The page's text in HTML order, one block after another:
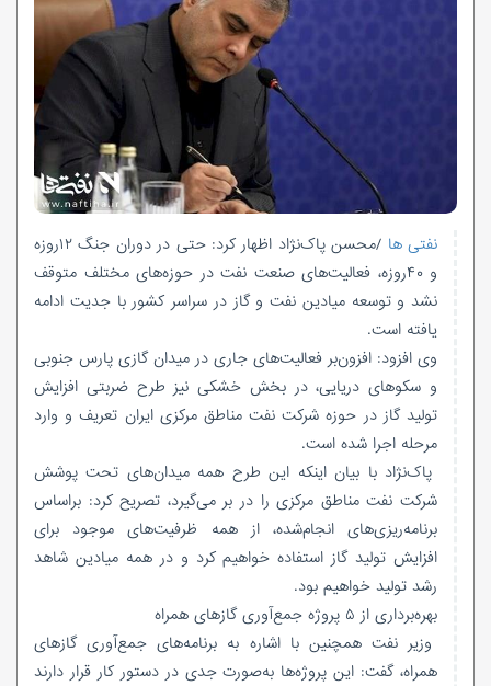
نفتی ها
/محسن پاک‌نژاد اظهار کرد: حتی در دوران جنگ ۱۲روزه
و ۴۰روزه، فعالیت‌های صنعت نفت در حوزه‌های مختلف متوقف
نشد و توسعه میادین نفت و گاز در سراسر کشور با جدیت ادامه
یافته است.
وی افزود: افزون‌بر فعالیت‌های جاری در میدان گازی پارس جنوبی
و سکوهای دریایی، در بخش خشکی نیز طرح ضربتی افزایش
تولید گاز در حوزه شرکت نفت مناطق مرکزی ایران تعریف و وارد
مرحله اجرا شده است.
پاک‌نژاد با بیان اینکه این طرح همه میدان‌های تحت پوشش
شرکت نفت مناطق مرکزی را در بر می‌گیرد، تصریح کرد: براساس
برنامه‌ریزی‌های انجام‌شده، از همه ظرفیت‌های موجود برای
افزایش تولید گاز استفاده خواهیم کرد و در همه میادین شاهد
رشد تولید خواهیم بود.
بهره‌برداری از ۵ پروژه جمع‌آوری گازهای همراه
وزیر نفت همچنین با اشاره به برنامه‌های جمع‌آوری گازهای
همراه، گفت: این پروژه‌ها به‌صورت جدی در دستور کار قرار دارند